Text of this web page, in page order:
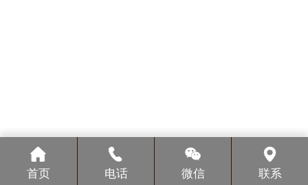
首页 电话 微信 联系